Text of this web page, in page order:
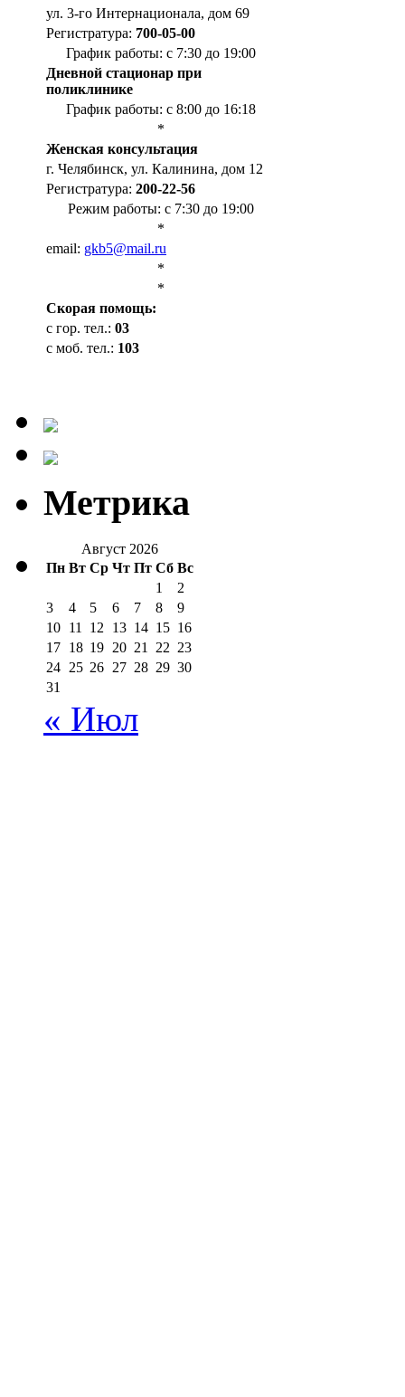
ул. 3-го Интернационала, дом 69
Регистратура: 700-05-00
График работы: с 7:30 до 19:00
Дневной стационар при
поликлинике
График работы: с 8:00 до 16:18
*
Женская консультация
г. Челябинск, ул. Калинина, дом 12
Регистратура: 200-22-56
Режим работы: с 7:30 до 19:00
*
email: gkb5@mail.ru
*
*
Cкорая помощь:
с гор. тел.: 03
с моб. тел.: 103
Метрика
Август 2026
Пн Вт Ср Чт Пт Сб Вс
1
2
3
4 5 6 7 8
9
10 11 12 13 14 15 16
17 18 19 20 21 22 23
24 25 26 27 28 29 30
31
« Июл